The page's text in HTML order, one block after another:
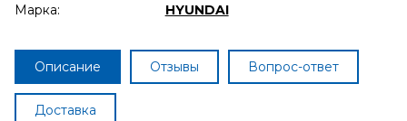
Марка:
HYUNDAI
Описание Отзывы Вопрос-ответ
Доставка